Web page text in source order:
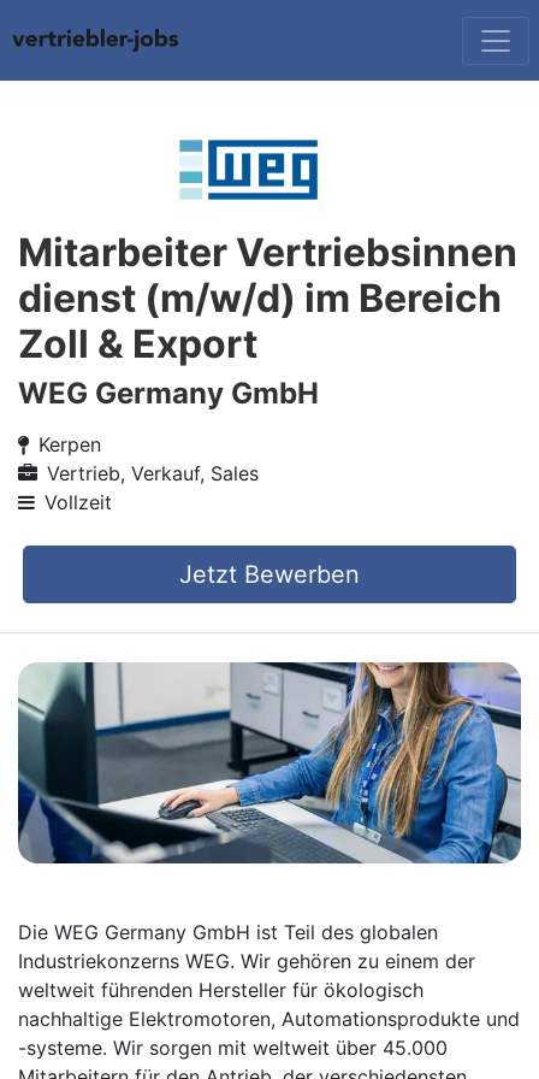
Mitarbeiter Vertriebsinnen
dienst (m/w/d) im Bereich
Zoll & Export
WEG Germany GmbH
Kerpen
Vertrieb, Verkauf, Sales
Vollzeit
Jetzt Bewerben
Die WEG Germany GmbH ist Teil des globalen
Industriekonzerns WEG. Wir gehören zu einem der
weltweit führenden Hersteller für ökologisch
nachhaltige Elektromotoren, Automationsprodukte und
-systeme. Wir sorgen mit weltweit über 45.000